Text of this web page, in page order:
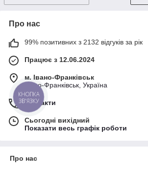
Про нас
99% позитивних з 2132 відгуків за рік
Працює з 12.06.2024
м. Івано-Франківськ
Івано-Франківськ, Україна
Контакти
Сьогодні вихідний
Показати весь графік роботи
Про нас
КНОПКА
ЗВ'ЯЗКУ